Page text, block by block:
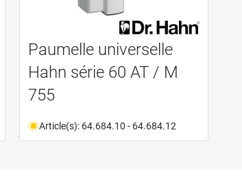
Paumelle universelle
Hahn série 60 AT / M
755
Article(s): 64.684.10 - 64.684.12